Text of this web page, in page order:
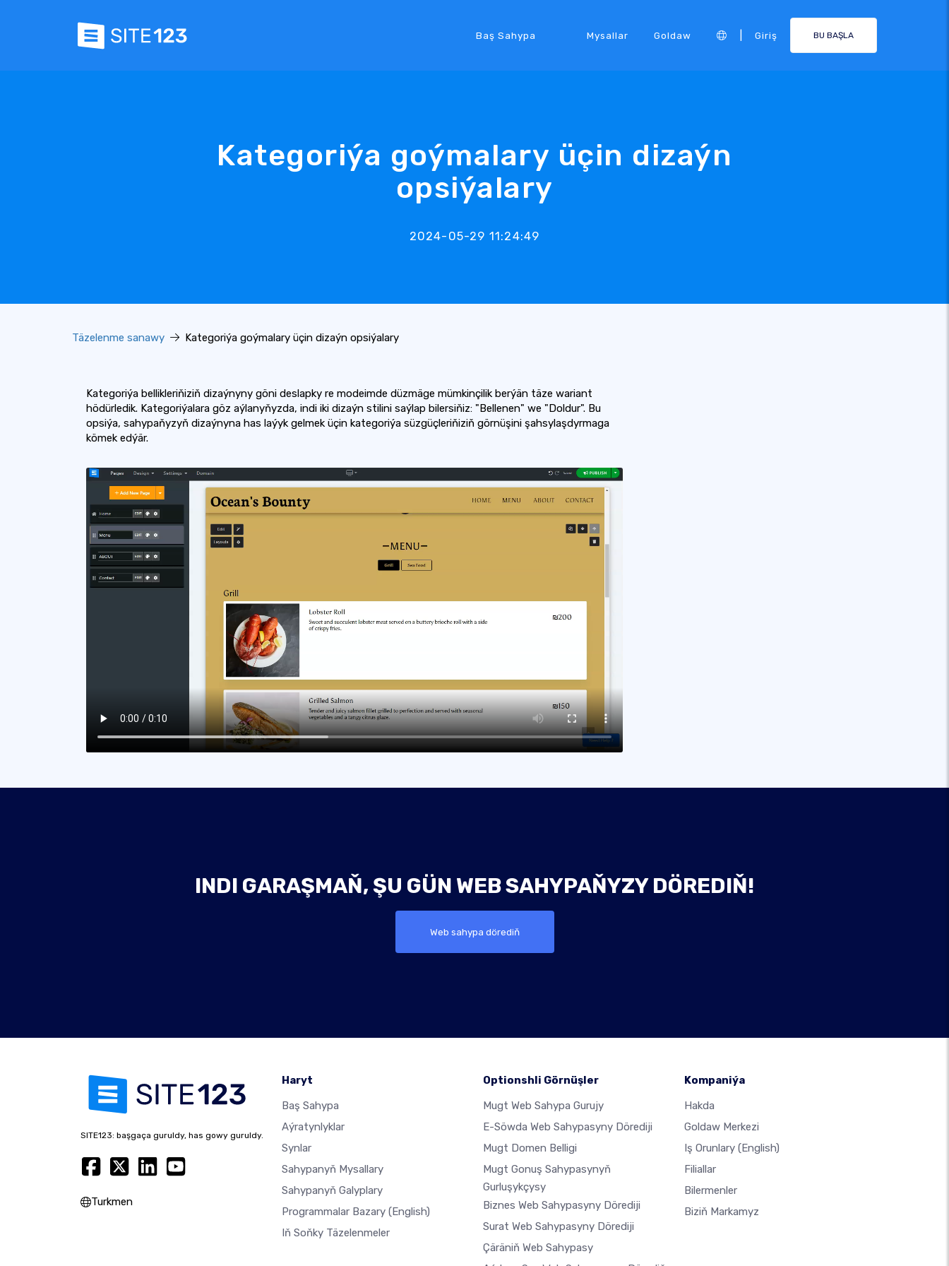
Baş Sahypa Mysallar Goldaw Giriş BU BAŞLA
Kategoriýa goýmalary üçin dizaýn
opsiýalary
2024-05-29 11:24:49
Täzelenme sanawy Kategoriýa goýmalary üçin dizaýn opsiýalary
Kategoriýa bellikleriňiziň dizaýnyny göni deslapky re modeimde düzmäge mümkinçilik berýän täze wariant
hödürledik. Kategoriýalara göz aýlanyňyzda, indi iki dizaýn stilini saýlap bilersiňiz: "Bellenen" we "Doldur". Bu
opsiýa, sahypaňyzyň dizaýnyna has laýyk gelmek üçin kategoriýa süzgüçleriňiziň görnüşini şahsylaşdyrmaga
kömek edýär.
INDI GARAŞMAŇ, ŞU GÜN WEB SAHYPAŇYZY DÖREDIŇ!
Web sahypa dörediň
SITE123: başgaça guruldy, has gowy guruldy.
Turkmen
Haryt
Baş Sahypa
Aýratynlyklar
Synlar
Sahypanyň Mysallary
Sahypanyň Galyplary
Programmalar Bazary (English)
Iň Soňky Täzelenmeler
Optionshli Görnüşler
Mugt Web Sahypa Gurujy
E-Söwda Web Sahypasyny Dörediji
Mugt Domen Belligi
Mugt Gonuş Sahypasynyň
Gurluşykçysy
Biznes Web Sahypasyny Dörediji
Surat Web Sahypasyny Dörediji
Çäräniň Web Sahypasy
Kompaniýa
Hakda
Goldaw Merkezi
Iş Orunlary (English)
Filiallar
Bilermenler
Biziň Markamyz